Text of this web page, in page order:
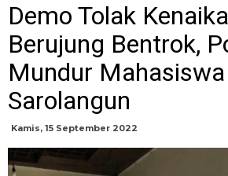
Demo Tolak
Berujung Bentrok,
Mundur
Sarolangun
Kamis, 15 September 2022